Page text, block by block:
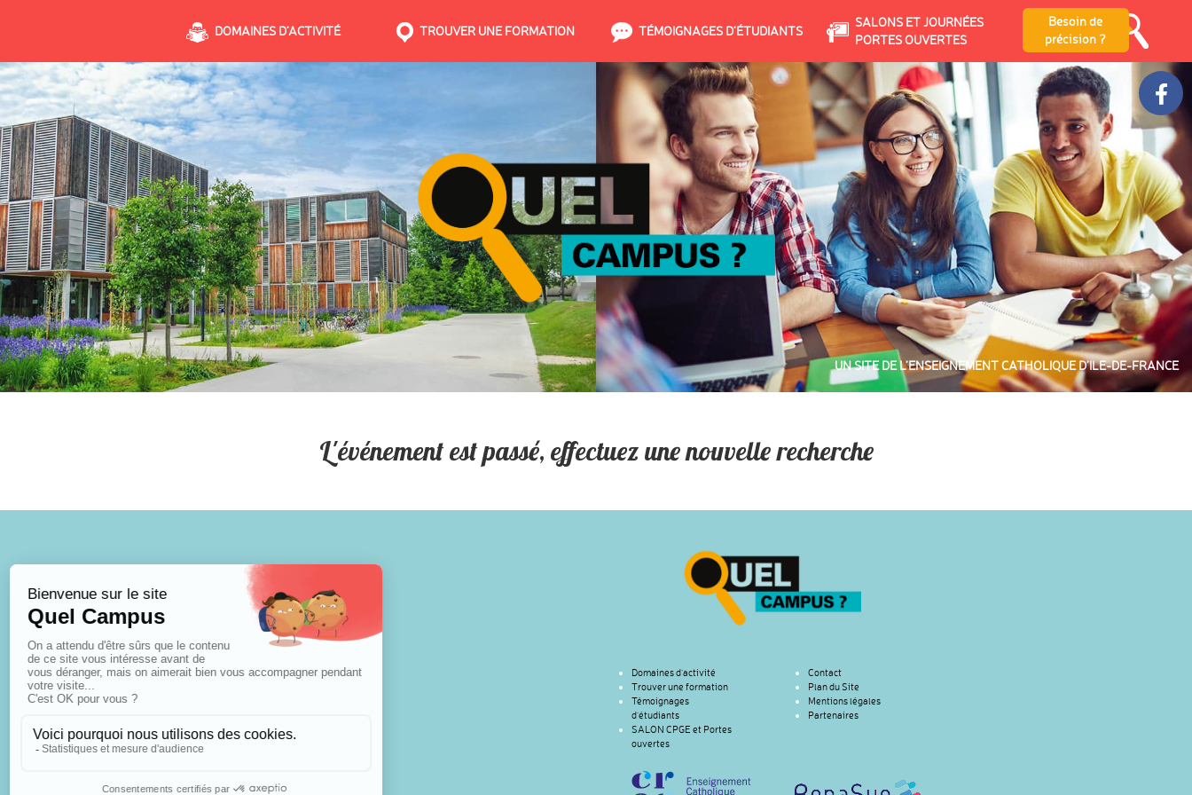
DOMAINES D’ACTIVITÉ TROUVER UNE FORMATION TÉMOIGNAGES D’ÉTUDIANTS
SALONS ET JOURNÉES
PORTES OUVERTES
Besoin de
précision ?
UN SITE DE L’ENSEIGNEMENT CATHOLIQUE D’ILE-DE-FRANCE
L'événement est passé, effectuez une nouvelle recherche
Domaines d’activité
Trouver une formation
Témoignages
d’étudiants
SALON CPGE et Portes
ouvertes
Contact
Plan du Site
Mentions légales
Partenaires